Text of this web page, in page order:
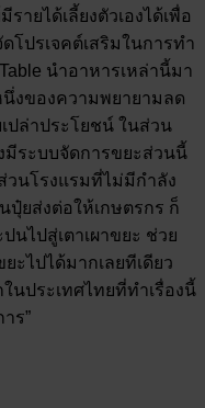
ายได้เลี้ยงตัวเองได้เพื่อ
โปรเจคต์เสริมในการทำ
Table นำอาหารเหล่านี้มา
นึ่งของความพยายามลด
ปล่าประโยชน์ ในส่วน
มีระบบจัดการขยะส่วนนี้
วนโรงแรมที่ไม่มีกำลัง
ปุ๋ยส่งต่อให้เกษตรกร ก็
นไปสู่เตาเผาขยะ ช่วย
ะไปได้มากเลยทีเดียว
นประเทศไทยที่ทำเรื่องนี้
ร”